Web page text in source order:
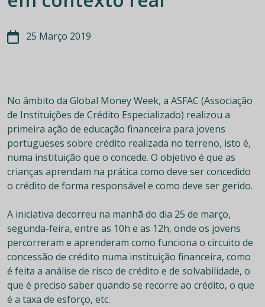
25 Março 2019
No âmbito da Global Money Week, a ASFAC (Associação
de Instituições de Crédito Especializado) realizou a
primeira ação de educação financeira para jovens
portugueses sobre crédito realizada no terreno, isto é,
numa instituição que o concede. O objetivo é que as
crianças aprendam na prática como deve ser concedido
o crédito de forma responsável e como deve ser gerido.
A iniciativa decorreu na manhã do dia 25 de março,
segunda-feira, entre as 10h e as 12h, onde os jovens
percorreram e aprenderam como funciona o circuito de
concessão de crédito numa instituição financeira, como
é feita a análise de risco de crédito e de solvabilidade, o
que é preciso saber quando se recorre ao crédito, o que
é a taxa de esforço, etc.